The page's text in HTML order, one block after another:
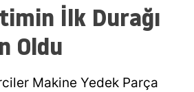
Amasya
İlk Durağı
Oldu
Makine Yedek Parça